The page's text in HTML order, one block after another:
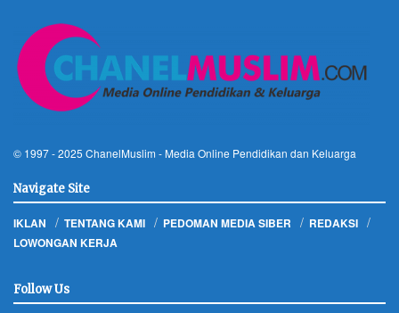
© 1997 - 2025 ChanelMuslim - Media Online Pendidikan dan Keluarga
Navigate Site
IKLAN TENTANG KAMI PEDOMAN MEDIA SIBER
REDAKSI
LOWONGAN KERJA
Follow Us